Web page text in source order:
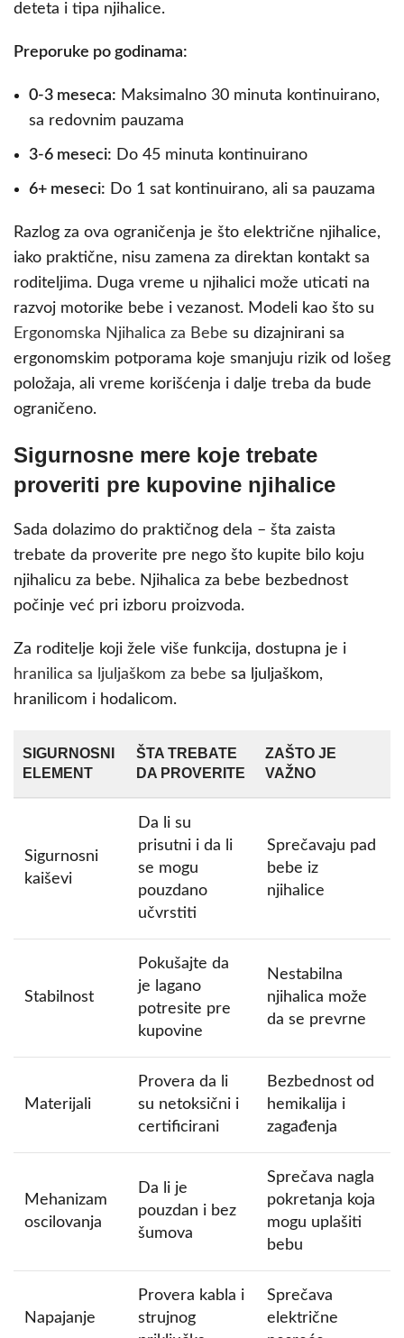
deteta i tipa njihalice.
Preporuke po godinama:
0-3 meseca: Maksimalno 30 minuta kontinuirano,
sa redovnim pauzama
3-6 meseci: Do 45 minuta kontinuirano
6+ meseci: Do 1 sat kontinuirano, ali sa pauzama
Razlog za ova ograničenja je što električne njihalice,
iako praktične, nisu zamena za direktan kontakt sa
roditeljima. Duga vreme u njihalici može uticati na
razvoj motorike bebe i vezanost. Modeli kao što su
Ergonomska Njihalica za Bebe su dizajnirani sa
ergonomskim potporama koje smanjuju rizik od lošeg
položaja, ali vreme korišćenja i dalje treba da bude
ograničeno.
Sigurnosne mere koje trebate
proveriti pre kupovine njihalice
Sada dolazimo do praktičnog dela – šta zaista
trebate da proverite pre nego što kupite bilo koju
njihalicu za bebe. Njihalica za bebe bezbednost
počinje već pri izboru proizvoda.
Za roditelje koji žele više funkcija, dostupna je i
hranilica sa ljuljaškom za bebe sa ljuljaškom,
hranilicom i hodalicom.
SIGURNOSNI
ELEMENT
ŠTA TREBATE
DA PROVERITE
ZAŠTO JE
VAŽNO
Sigurnosni
kaiševi
Da li su
prisutni i da li
se mogu
pouzdano
učvrstiti
Sprečavaju pad
bebe iz
njihalice
Stabilnost
Pokušajte da
je lagano
potresite pre
kupovine
Nestabilna
njihalica može
da se prevrne
Materijali
Provera da li
su netoksični i
certificirani
Bezbednost od
hemikalija i
zagađenja
Mehanizam
oscilovanja
Da li je
pouzdan i bez
šumova
Sprečava nagla
pokretanja koja
mogu uplašiti
bebu
Napajanje
Provera kabla i
strujnog
Sprečava
električne